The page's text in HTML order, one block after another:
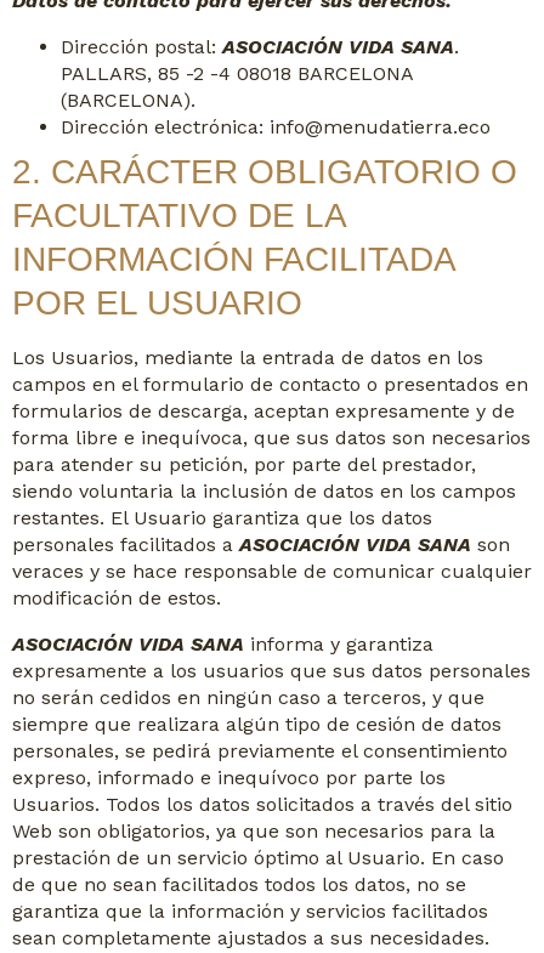
Dirección postal:ASOCIACIÓN VIDA SANA.
PALLARS, 85 -2 -4 08018 BARCELONA
(BARCELONA).
Dirección electrónica: info@menudatierra.eco
2. CARÁCTER OBLIGATORIO O
FACULTATIVO DE LA
INFORMACIÓN FACILITADA
POR EL USUARIO
Los Usuarios, mediante la entrada de datos en los
campos en el formulario de contacto o presentados en
formularios de descarga, aceptan expresamente y de
forma libre e inequívoca, que sus datos son necesarios
para atender su petición, por parte del prestador,
siendo voluntaria la inclusión de datos en los campos
restantes. El Usuario garantiza que los datos
personales facilitados aASOCIACIÓN VIDA SANA son
veraces y se hace responsable de comunicar cualquier
modificación de estos.
ASOCIACIÓN VIDA SANA informa y garantiza
expresamente a los usuarios que sus datos personales
no serán cedidos en ningún caso a terceros, y que
siempre que realizara algún tipo de cesión de datos
personales, se pedirá previamente el consentimiento
expreso, informado e inequívoco por parte los
Usuarios. Todos los datos solicitados a través del sitio
Web son obligatorios, ya que son necesarios para la
prestación de un servicio óptimo al Usuario. En caso
de que no sean facilitados todos los datos, no se
garantiza que la información y servicios facilitados
sean completamente ajustados a sus necesidades.